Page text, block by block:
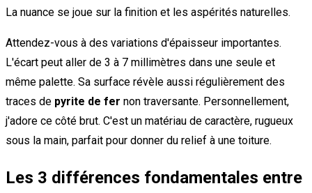
La nuance se joue sur la finition et les aspérités naturelles.
Attendez-vous à des variations d'épaisseur importantes.
L'écart peut aller de 3 à 7 millimètres dans une seule et
même palette. Sa surface révèle aussi régulièrement des
traces de pyrite de fer non traversante. Personnellement,
j'adore ce côté brut. C'est un matériau de caractère, rugueux
sous la main, parfait pour donner du relief à une toiture.
Les 3 différences fondamentales entre